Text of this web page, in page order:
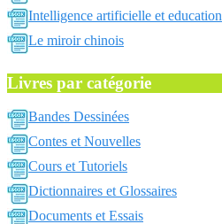
Intelligence artificielle et education
Le miroir chinois
Livres par catégorie
Bandes Dessinées
Contes et Nouvelles
Cours et Tutoriels
Dictionnaires et Glossaires
Documents et Essais